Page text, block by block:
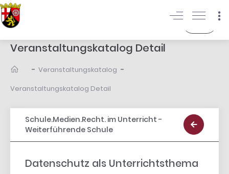
Veranstaltungskatalog Detail
- Veranstaltungskatalog -
Veranstaltungskatalog Detail
Schule.Medien.Recht. im Unterricht -
Weiterführende Schule
Datenschutz als Unterrichtsthema